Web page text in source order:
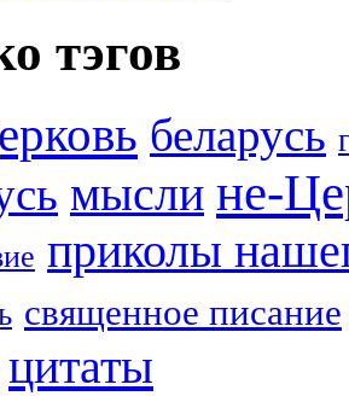
тэгов
беларусь
мысли не-
приколы
священное писание
цитаты